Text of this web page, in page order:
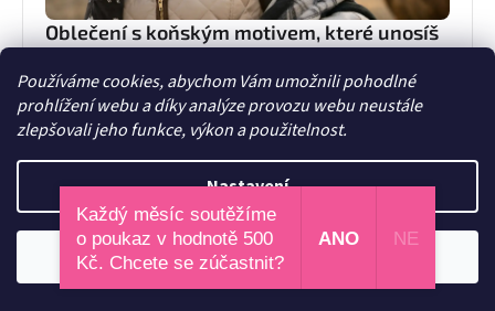
Používáme cookies, abychom Vám umožnili pohodlné
prohlížení webu a díky analýze provozu webu neustále
zlepšovali jeho funkce, výkon a použitelnost.
Nastavení
Odmítnout
Oblečení s koňským motivem, které unosíš
praktické. Poradíme, jak vybírat kousky do stáje, do
města i na dny, kdy chceš být sama sebou.
7. června 2026
Každý měsíc soutěžíme
o poukaz v hodnotě 500
Kč. Chcete se zúčastnit?
ANO NE